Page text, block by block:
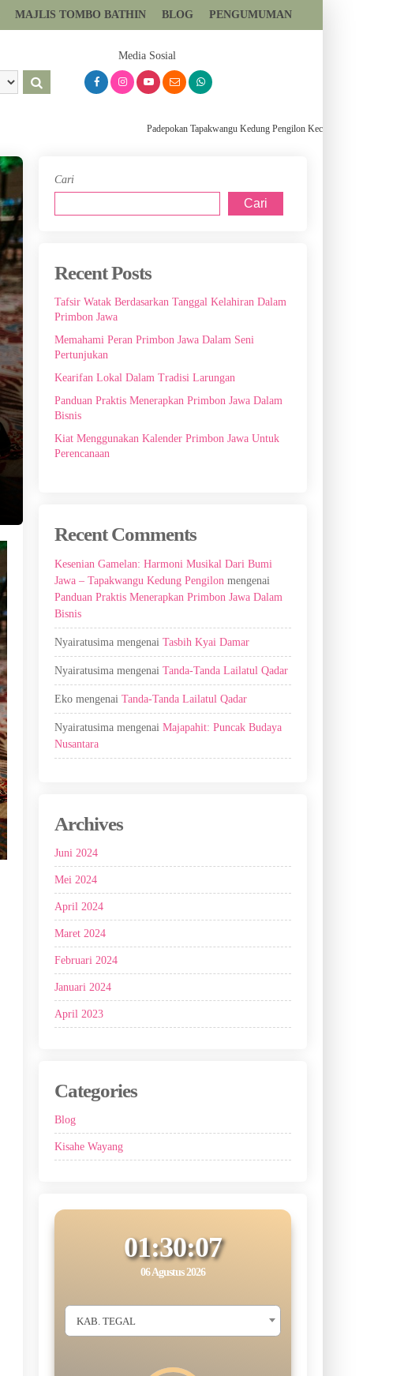
MAJLIS TOMBO BATHIN BLOG PENGUMUMAN
Media Sosial
Padepokan Tapakwangu Kedung Pengilon Kec Pangkah Kabupaten Tegal, Slawi,
Cari
Cari
Recent Posts
Tafsir Watak Berdasarkan Tanggal Kelahiran Dalam
Primbon Jawa
Memahami Peran Primbon Jawa Dalam Seni
Pertunjukan
Kearifan Lokal Dalam Tradisi Larungan
Panduan Praktis Menerapkan Primbon Jawa Dalam
Bisnis
Kiat Menggunakan Kalender Primbon Jawa Untuk
Perencanaan
Recent Comments
Kesenian Gamelan: Harmoni Musikal Dari Bumi
Jawa – Tapakwangu Kedung Pengilon mengenai
Panduan Praktis Menerapkan Primbon Jawa Dalam
Bisnis
Nyairatusima mengenaiTasbih Kyai Damar
Nyairatusima mengenaiTanda-Tanda Lailatul Qadar
Eko mengenaiTanda-Tanda Lailatul Qadar
Nyairatusima mengenaiMajapahit: Puncak Budaya
Nusantara
Archives
Juni 2024
Mei 2024
April 2024
Maret 2024
Februari 2024
Januari 2024
April 2023
Categories
Blog
Kisahe Wayang
01:30:08
06 Agustus 2026
KAB. TEGAL